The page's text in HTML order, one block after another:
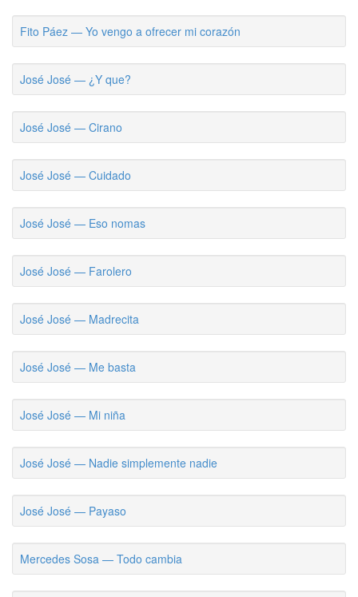
Fito Páez — Yo vengo a ofrecer mi corazón
José José — ¿Y que?
José José — Cirano
José José — Cuidado
José José — Eso nomas
José José — Farolero
José José — Madrecita
José José — Me basta
José José — Mi niña
José José — Nadie simplemente nadie
José José — Payaso
Mercedes Sosa — Todo cambia